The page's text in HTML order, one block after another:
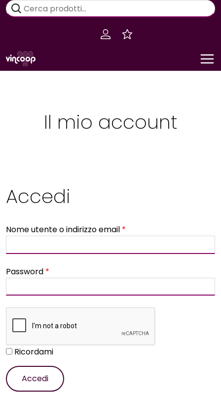
Salta
Cerca:
Il mio account
Accedi
Nome utente o indirizzo email *
Password *
Ricordami
Accedi